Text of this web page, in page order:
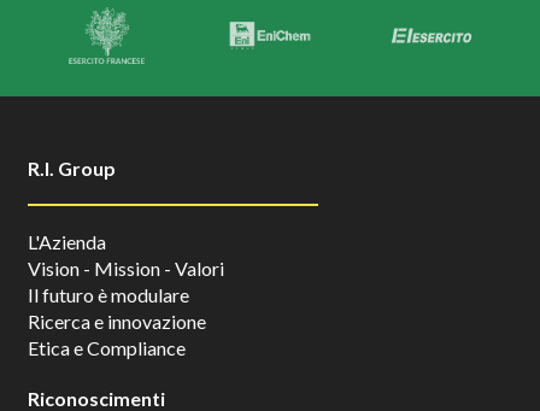
R.I. Group
L'Azienda
Vision - Mission - Valori
Il futuro è modulare
Ricerca e innovazione
Etica e Compliance
Riconoscimenti